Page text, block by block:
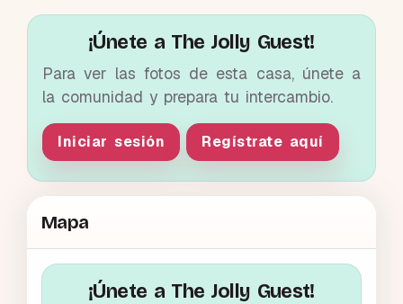
¡Únete a The Jolly Guest!
Para ver las fotos de esta casa, únete a
la comunidad y prepara tu intercambio.
Iniciar sesión Regístrate aquí
Mapa
¡Únete a The Jolly Guest!